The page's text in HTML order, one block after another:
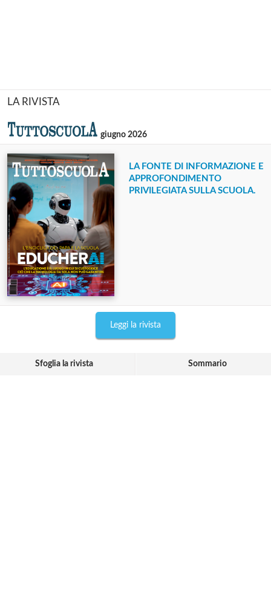
LA RIVISTA
giugno 2026
LA FONTE DI INFORMAZIONE E
APPROFONDIMENTO
PRIVILEGIATA SULLA SCUOLA.
Leggi la rivista
Sfoglia la rivista Sommario